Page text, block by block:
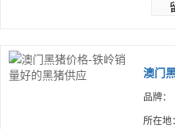
澳门
品牌：
所在地：